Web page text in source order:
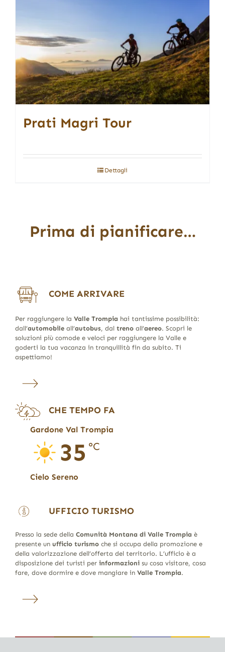
Prati Magri Tour
Dettagli
Prima di pianificare…
COME ARRIVARE
Per raggiungere la Valle Trompia hai tantissime possibilità:
dall’automobileall’autobus, dal trenoall’aereo. Scopri le
soluzioni più comode e veloci per raggiungere la Valle e
goderti la tua vacanza in tranquillità fin da subito. Ti
aspettiamo!
CHE TEMPO FA
Gardone Val Trompia
35 °C
Cielo Sereno
UFFICIO TURISMO
Presso la sede della Comunità Montana di Valle Trompia è
presente un ufficio turismoche si occupa della promozione e
della valorizzazione dell’offerta del territorio. L’ufficio è a
disposizione dei turisti per informazionisu cosa visitare, cosa
fare, dove dormire e dove mangiare in Valle Trompia.